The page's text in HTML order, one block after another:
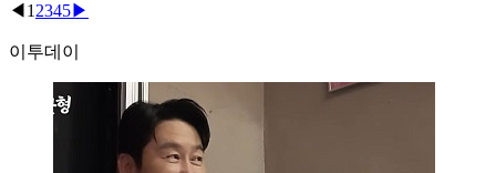
◀ 1 2345▶
이투데이